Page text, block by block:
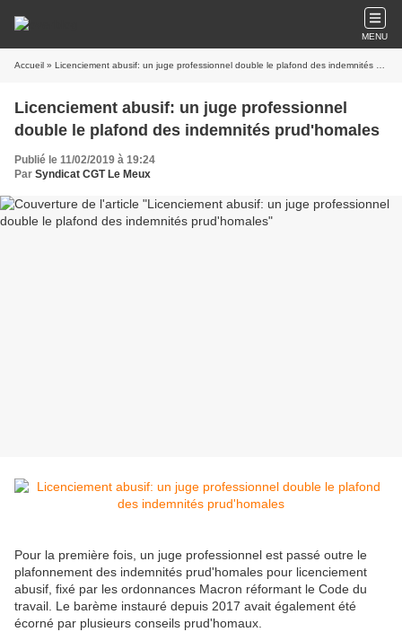
MENU
Accueil » Licenciement abusif: un juge professionnel double le plafond des indemnités prud'homales
Licenciement abusif: un juge professionnel
double le plafond des indemnités prud'homales
Publié le 11/02/2019 à 19:24
Par Syndicat CGT Le Meux
Pour la première fois, un juge professionnel est passé outre le
plafonnement des indemnités prud'homales pour licenciement
abusif, fixé par les ordonnances Macron réformant le Code du
travail. Le barème instauré depuis 2017 avait également été
écorné par plusieurs conseils prud'homaux.